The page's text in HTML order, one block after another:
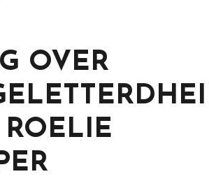
OVER